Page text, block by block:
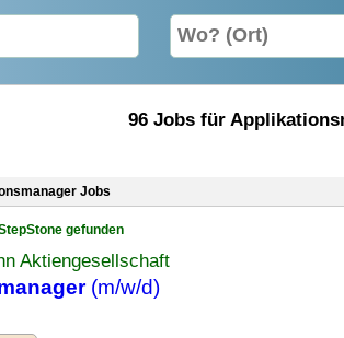
96 Jobs für
Jobs
gefunden
Aktiengesellschaft
(m/w/d)